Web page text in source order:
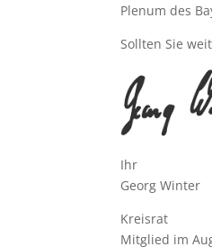
Plenum des
Sollten Sie
Ihr
Georg Winter
Kreisrat
Mitglied im